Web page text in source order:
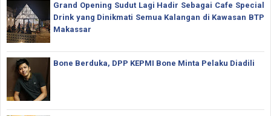
Grand Opening Sudut Lagi Hadir Sebagai Cafe Special
Drink yang Dinikmati Semua Kalangan di Kawasan BTP
Makassar
Bone Berduka, DPP KEPMI Bone Minta Pelaku Diadili